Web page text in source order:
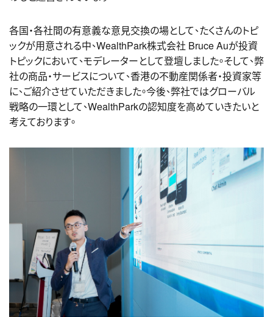
各国・各社間の有意義な意見交換の場として、たくさんのトピ
ックが用意される中、WealthPark株式会社 Bruce Auが投資
トピックにおいて、モデレーターとして登壇しました。そして、弊
社の商品・サービスについて、香港の不動産関係者・投資家等
に、ご紹介させていただきました。今後、弊社ではグローバル
戦略の一環として、WealthParkの認知度を高めていきたいと
考えております。